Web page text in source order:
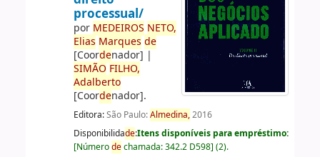
processual/
por MEDEIROS NETO,
Elias Marques de
[Coordenador] |
SIMÃO FILHO,
Adalberto
[Coordenador].
Editora:São Paulo:Almedina,2016
Disponibilidade:Itens disponíveis para empréstimo:
[Númerodechamada:342.2 D598] (2).